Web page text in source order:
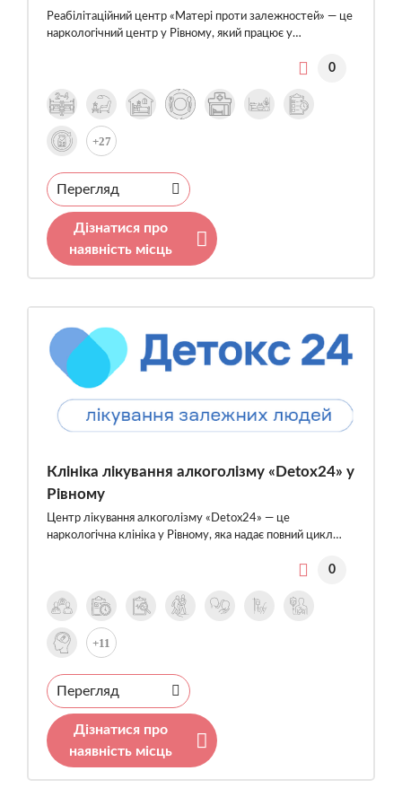
Реабілітаційний центр «Матері проти залежностей» — це
наркологічний центр у Рівному, який працює у…
0
+27
Перегляд
Дізнатися про
наявність місць
Клініка лікування алкоголізму «Detox24» у
Рівному
Центр лікування алкоголізму «Detox24» — це
наркологічна клініка у Рівному, яка надає повний цикл…
0
+11
Перегляд
Дізнатися про
наявність місць